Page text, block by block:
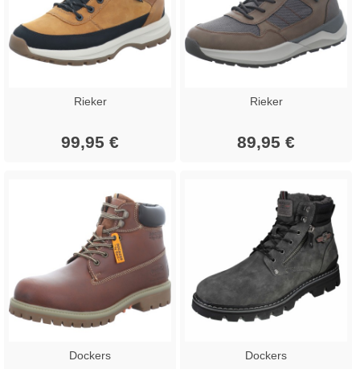
Rieker
99,95 €
Rieker
89,95 €
Dockers Dockers